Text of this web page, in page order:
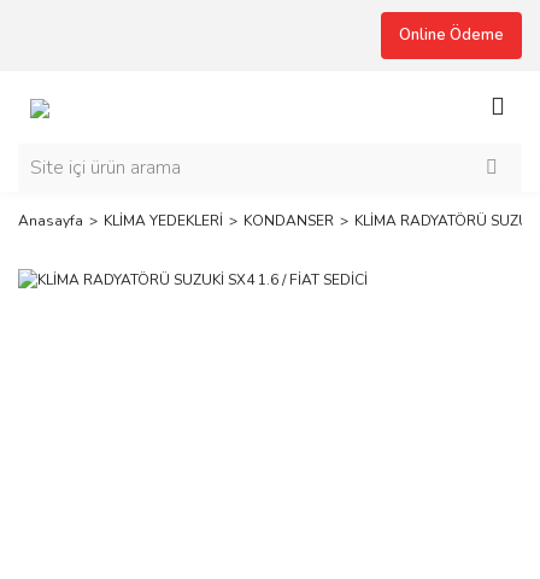
Online Ödeme
Anasayfa KLİMA YEDEKLERİ KONDANSER KLİMA RADYATÖRÜ